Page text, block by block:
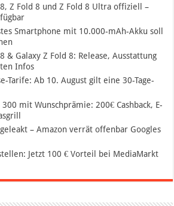
Z Fold 8 und Z Fold 8 Ultra offiziell –
Smartphone mit 10.000-mAh-Akku soll
& Galaxy Z Fold 8: Release, Ausstattung
Infos
Tarife: Ab 10. August gilt eine 30-Tage-
mit Wunschprämie: 200€ Cashback, E-
– Amazon verrät offenbar Googles
Jetzt 100 € Vorteil bei MediaMarkt